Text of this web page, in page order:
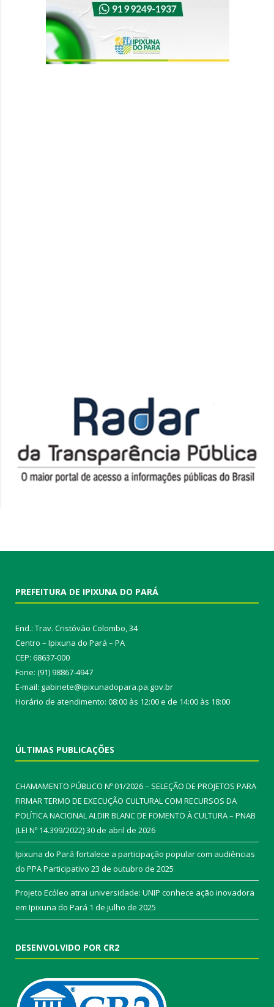
PREFEITURA DE IPIXUNA DO PARÁ
End.: Trav. Cristóvão Colombo, 34
Centro – Ipixuna do Pará – PA
CEP: 68637-000
Fone: (91) 98867-4947
E-mail: gabinete@ipixunadopara.pa.gov.br
Horário de atendimento: 08:00 às 12:00 e de 14:00 às 18:00
ÚLTIMAS PUBLICAÇÕES
CHAMAMENTO PÚBLICO Nº 01/2026 – SELEÇÃO DE PROJETOS PARA
FIRMAR TERMO DE EXECUÇÃO CULTURAL COM RECURSOS DA
POLÍTICA NACIONAL ALDIR BLANC DE FOMENTO À CULTURA – PNAB
(LEI Nº 14.399/2022)30 de abril de 2026
Ipixuna do Pará fortalece a participação popular com audiências
do PPA Participativo 23 de outubro de 2025
Projeto Ecóleo atrai universidade: UNIP conhece ação inovadora
em Ipixuna do Pará 1 de julho de 2025
DESENVOLVIDO POR CR2